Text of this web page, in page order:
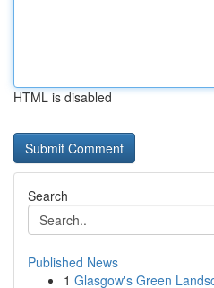
HTML is disabled
Search
Published News
1 Glasgow's Green